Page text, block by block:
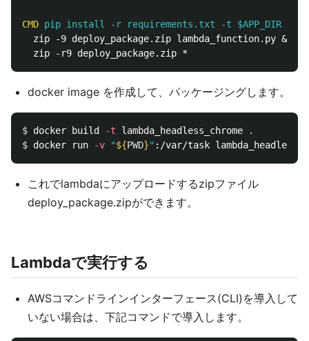
CMD pip install -r requirements.txt -t $APP_DIR && \
  zip -9 deploy_package.zip lambda_function.py && \
docker image を作成して、パッケージングします。
$ docker build -t lambda_headless_chrome
.
$ docker run -v "${PWD}"
これでlambdaにアップロードするzipファイル
deploy_package.zipができます。
Lambdaで実行する
AWSコマンドラインインターフェース(CLI)を導入して
いない場合は、下記コマンドで導入します。